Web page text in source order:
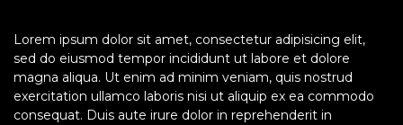
Lorem ipsum dolor sit amet, consectetur adipisicing elit,
sed do eiusmod tempor incididunt ut labore et dolore
magna aliqua. Ut enim ad minim veniam, quis nostrud
exercitation ullamco laboris nisi ut aliquip ex ea commodo
consequat. Duis aute irure dolor in reprehenderit in